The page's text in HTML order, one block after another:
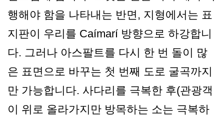
행해야 함을 나타내는 반면, 지형에서는 표
지판이 우리를 Caímarí 방향으로 하강합니
다. 그러나 아스팔트를 다시 한 번 돌이 많
은 표면으로 바꾸는 첫 번째 도로 굴곡까지
만 가능합니다. 사다리를 극복한 후(관광객
이 위로 올라가지만 방목하는 소는 극복하